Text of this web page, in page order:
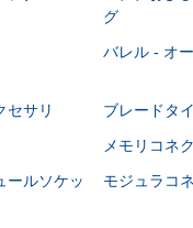
グ
バレル - オ
セサリ
ブレードタ
メモリコネ
ールソケッ
モジュラコ